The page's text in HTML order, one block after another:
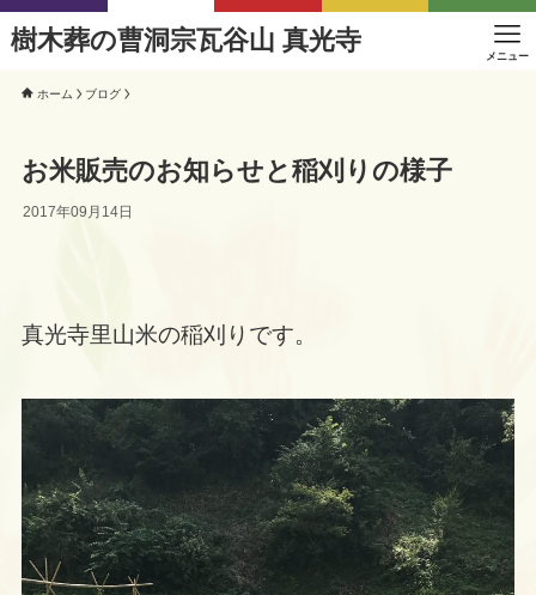
樹木葬の曹洞宗瓦谷山 真光寺
メニュー
ホーム ブログ
お米販売のお知らせと稲刈りの様子
2017年09月14日
真光寺里山米の稲刈りです。